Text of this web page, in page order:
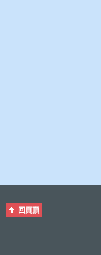
回頁頂